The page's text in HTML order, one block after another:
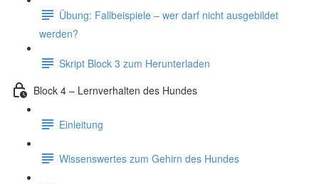
Übung: Fallbeispiele – wer darf nicht ausgebildet
werden?
Skript Block 3 zum Herunterladen
Block 4 – Lernverhalten des Hundes
Einleitung
Wissenswertes zum Gehirn des Hundes